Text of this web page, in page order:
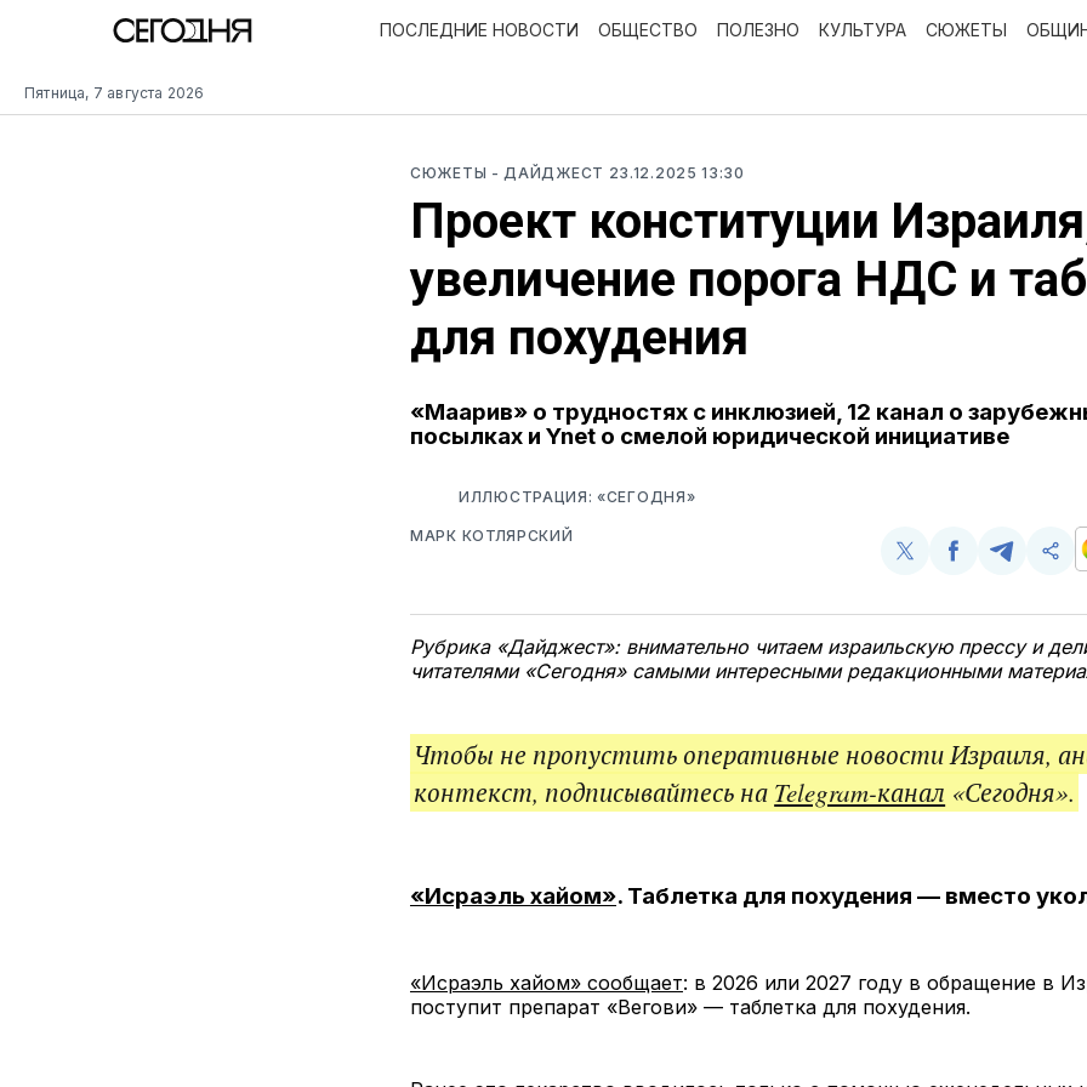
Пятница, 7 августа 2026
ПОСЛЕДНИЕ НОВОСТИ ОБЩЕСТВО ПОЛЕЗНО КУЛЬТУРА СЮЖЕТЫ
СЮЖЕТЫ - ДАЙДЖЕСТ 23.12.2025 13:30
Проект конституции
увеличение порога НДС и
для похудения
«Маарив» о трудностях с инклюзией, 12 канал о
посылках и Ynet о смелой юридической инициативе
ИЛЛЮСТРАЦИЯ: «СЕГОДНЯ»
МАРК КОТЛЯРСКИЙ
Поделиться
Twitter
Поделиться
FacebookTelegram
Рубрика «Дайджест»: внимательно читаем израильскую прессу и
читателями «Сегодня» самыми интересными редакционными
Чтобы не пропустить оперативные новости Израиля,
контекст, подписывайтесь на Telegram-канал «Сегодня».
«Исраэль хайом». Таблетка для похудения — вместо
«Исраэль хайом» сообщает: в 2026 или 2027 году в обращение в
поступит препарат «Вегови» — таблетка для похудения.